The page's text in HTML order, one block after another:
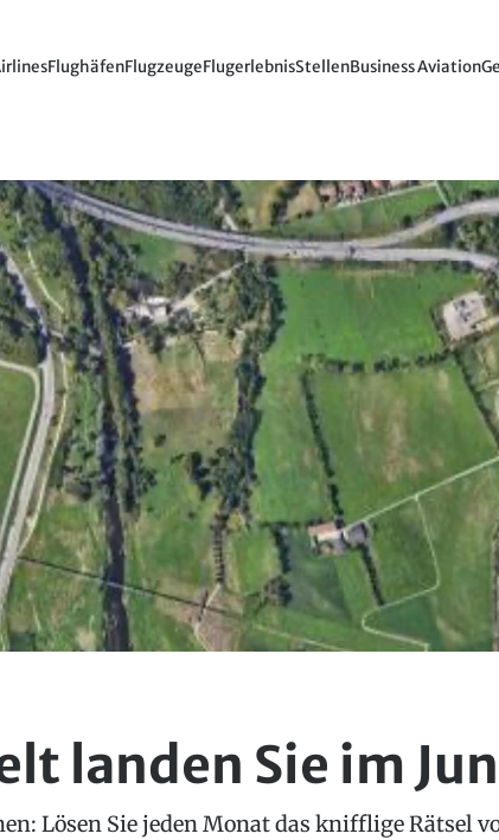
FlughäfenFlugzeugeFlugerlebnisStellenBusiness Aviation
landen Sie im
Lösen Sie jeden Monat das knifflige Rätsel